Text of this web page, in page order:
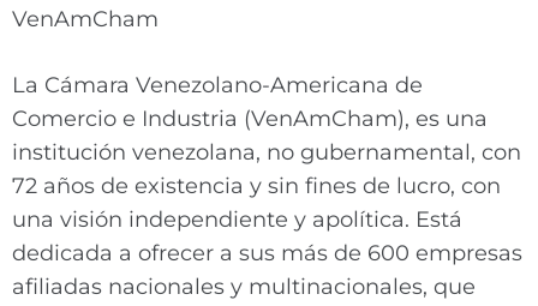
VenAmCham
La Cámara Venezolano-Americana de
Comercio e Industria (VenAmCham), es una
institución venezolana, no gubernamental, con
72 años de existencia y sin fines de lucro, con
una visión independiente y apolítica. Está
dedicada a ofrecer a sus más de 600 empresas
afiliadas nacionales y multinacionales, que